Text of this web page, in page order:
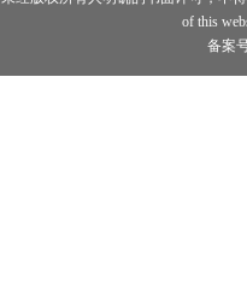
of this
备案